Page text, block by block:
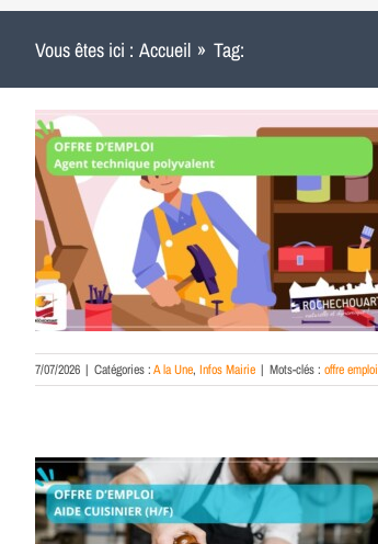
Vous êtes ici : Accueil Tag:
7/07/2026 | Catégories :A la Une, Infos Mairie | Mots-clés : offre emploi